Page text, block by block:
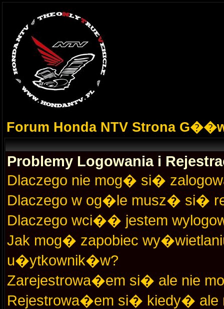
Forum Honda NTV Strona
Problemy Logowania i
Dlaczego nie mog� si�
Dlaczego w og�le musz� si�
Dlaczego wci�� jestem
Jak mog� zapobiec
u�ytkownik�w?
Zarejestrowa�em si� ale nie
Rejestrowa�em si� kiedy�